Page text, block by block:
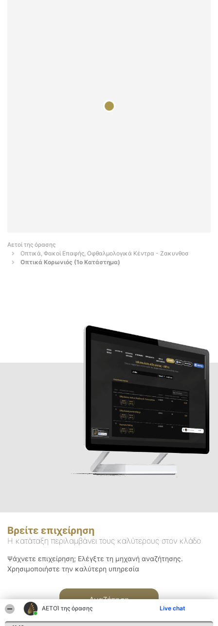
ΑΕΤΟΊ της όρασης Live chat
Αετοί της όρασης
Οπτικά, Φακοί Επαφής, Οφθαλμολογικά Κέντρα - Ζακυνθοσ
Οπτικά Κορωνιός (1ο Κατάστημα)
Βρείτε επιχείρηση
Η κατάταξη περιλαμβάνει τους καλύτερους στον κλάδο
Ψάχνετε επιχείρηση; Ελέγξτε τη μηχανή αναζήτησης.
Χρησιμοποιήστε την καλύτερη υπηρεσία
Αναζήτηση